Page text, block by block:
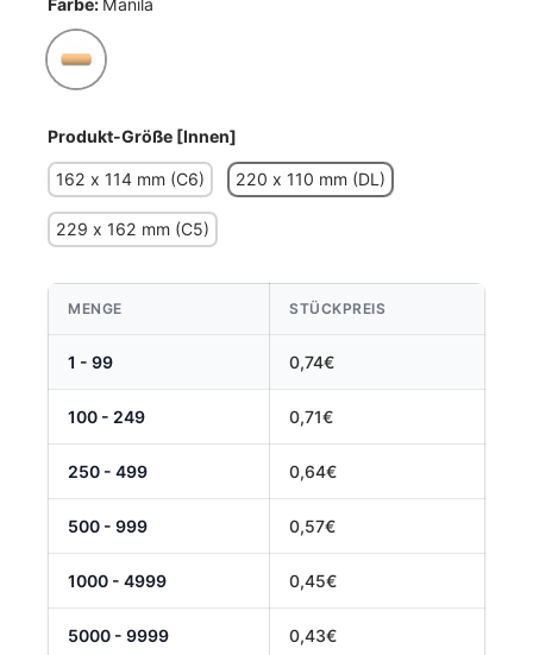
Farbe: Manila
Manila
Produkt-Größe [Innen]
162 x 114 mm (C6) 220 x 110 mm (DL)
229 x 162 mm (C5)
MENGE STÜCKPREIS
1 - 99 0,74€
100 - 249 0,71€
250 - 499 0,64€
500 - 999 0,57€
1000 - 4999 0,45€
5000 - 9999 0,43€